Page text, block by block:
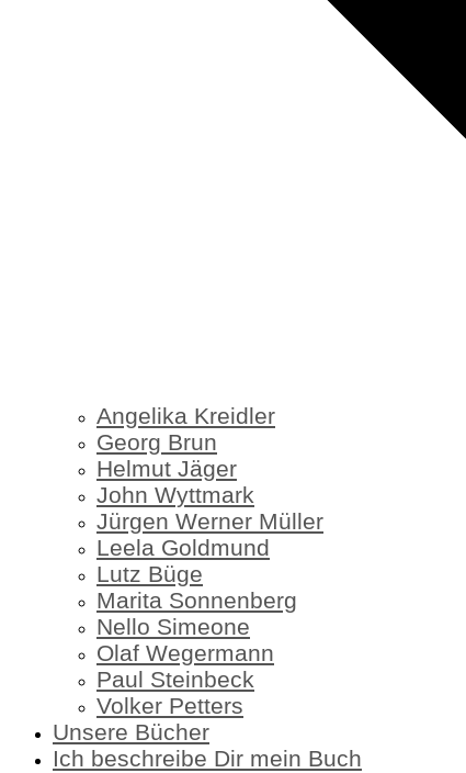
Angelika Kreidler
Georg Brun
Helmut Jäger
John Wyttmark
Jürgen Werner Müller
Leela Goldmund
Lutz Büge
Marita Sonnenberg
Nello Simeone
Olaf Wegermann
Paul Steinbeck
Volker Petters
Unsere Bücher
Ich beschreibe Dir mein Buch